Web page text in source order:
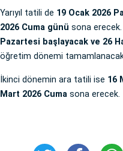
Yarıyıl tatili de 19 Ocak 2026
2026 Cuma günü sona
Pazartesi başlayacak ve 26
öğretim dönemi
İkinci dönemin ara tatili ise 16
Mart 2026 Cuma sona erecek.